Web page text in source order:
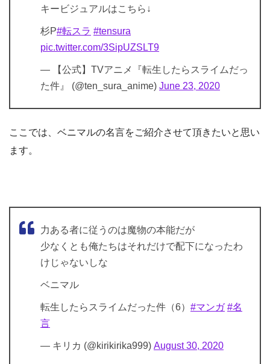
キービジュアルはこちら↓
杉P#転スラ #tensura
pic.twitter.com/3SipUZSLT9
— 【公式】TVアニメ『転生したらスライムだっ
た件』 (@ten_sura_anime) June 23, 2020
ここでは、ベニマルの名言をご紹介させて頂きたいと思い
ます。
力ある者に従うのは魔物の本能だが
少なくとも俺たちはそれだけで配下になったわ
けじゃないしな
ベニマル
転生したらスライムだった件（6） #マンガ #名
言
— キリカ (@kirikirika999) August 30, 2020